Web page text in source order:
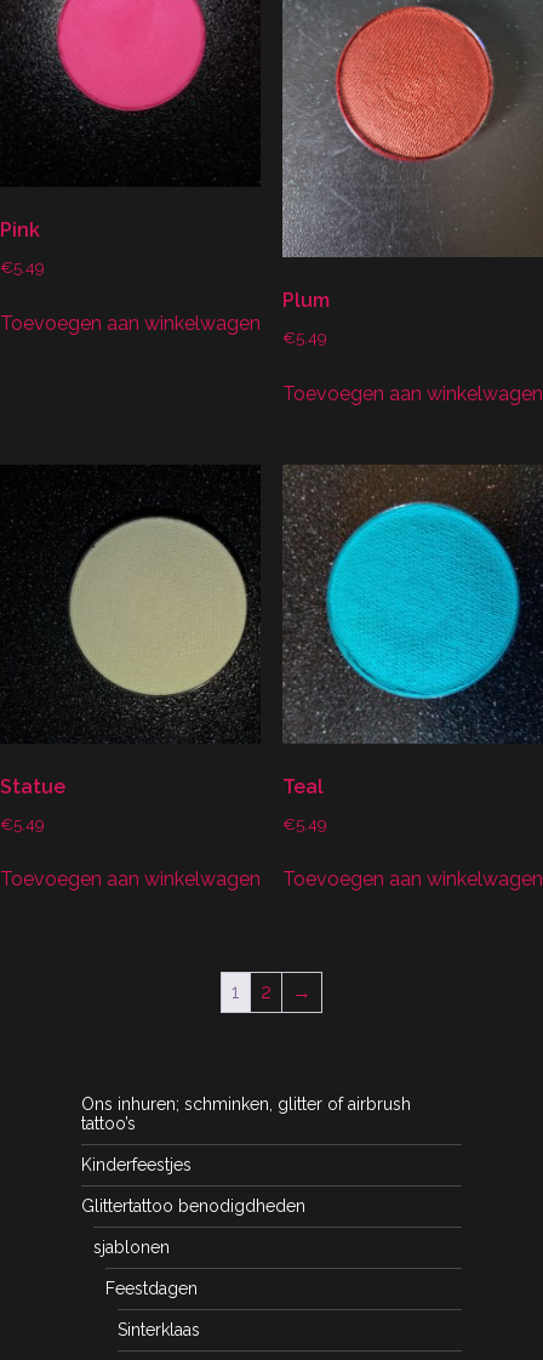
Pink
€5.49
Toevoegen aan winkelwagen
Plum
€5.49
Toevoegen aan winkelwagen
Statue
€5.49
Toevoegen aan winkelwagen
Teal
€5.49
Toevoegen aan winkelwagen
1 2 →
Ons inhuren; schminken, glitter of airbrush
tattoo’s
Kinderfeestjes
Glittertattoo benodigdheden
sjablonen
Feestdagen
Sinterklaas